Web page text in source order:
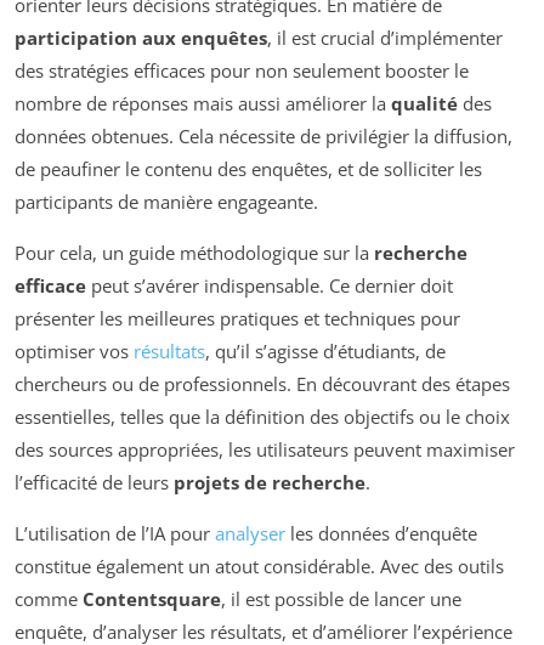
participation aux enquêtes, il est crucial d’implémenter
des stratégies efficaces pour non seulement booster le
nombre de réponses mais aussi améliorer la qualité des
données obtenues. Cela nécessite de privilégier la diffusion,
de peaufiner le contenu des enquêtes, et de solliciter les
participants de manière engageante.
Pour cela, un guide méthodologique sur la recherche
efficace peut s’avérer indispensable. Ce dernier doit
présenter les meilleures pratiques et techniques pour
optimiser vos résultats, qu’il s’agisse d’étudiants, de
chercheurs ou de professionnels. En découvrant des étapes
essentielles, telles que la définition des objectifs ou le choix
des sources appropriées, les utilisateurs peuvent maximiser
l’efficacité de leurs projets de recherche.
L’utilisation de l’IA pour analyser les données d’enquête
constitue également un atout considérable. Avec des outils
comme Contentsquare, il est possible de lancer une
enquête, d’analyser les résultats, et d’améliorer l’expérience